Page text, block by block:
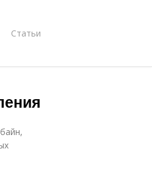
Статьи